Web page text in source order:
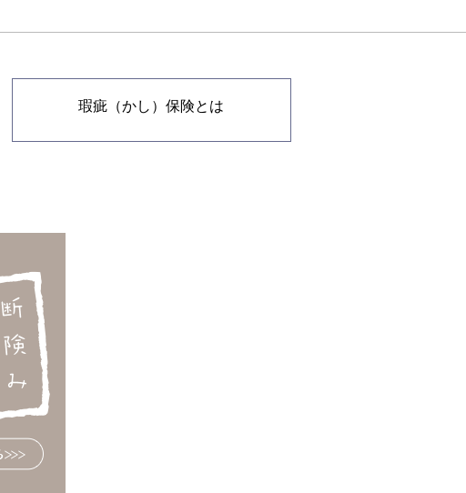
瑕疵（かし）保険とは